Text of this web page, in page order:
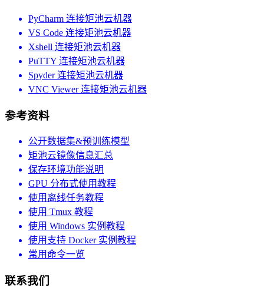
PyCharm 连接矩池云机器
VS Code 连接矩池云机器
Xshell 连接矩池云机器
PuTTY 连接矩池云机器
Spyder 连接矩池云机器
VNC Viewer 连接矩池云机器
参考资料
公开数据集&预训练模型
矩池云镜像信息汇总
保存环境功能说明
GPU 分布式使用教程
使用离线任务教程
使用 Tmux 教程
使用 Windows 实例教程
使用支持 Docker 实例教程
常用命令一览
联系我们